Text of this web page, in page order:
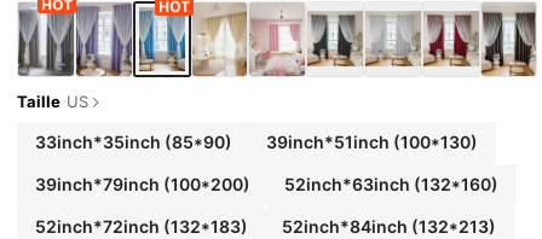
Taille US
33inch*35inch (85*90) 39inch*51inch (100*130)
39inch*79inch (100*200) 52inch*63inch (132*160)
52inch*72inch (132*183) 52inch*84inch (132*213)